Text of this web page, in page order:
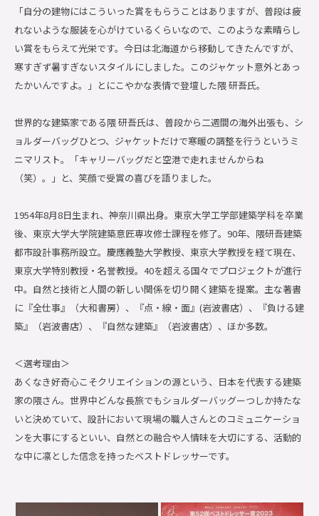
「自分の建物にはこういった賞をもらうことはありますが、普段は疲
れないような服装を心がけているくらいなので、このような素晴らし
い賞をもらえて光栄です。今日は北海道から移動してきたんですが、
寒すぎず暑すぎないスタイルにしました。このジャケット意外とあっ
たかいんですよ。」とにこやかな表情で登壇した隈 研吾氏。
世界的な建築家である隈 研吾氏は、普段から二週間の海外出張も、シ
ョルダーバッグひとつ、ジャケットだけで寒暖の調整を行うというミ
ニマリスト。「キャリーバッグだと空港で走れませんからね
（笑）。」と、笑顔で受賞の喜びを語りました。
1954年8月8日生まれ、神奈川県出身。東京大学工学部建築学科を卒業
後、東京大学大学院建築意匠専攻修士課程を修了。90年、隈研吾建築
都市設計事務所設立。慶應義塾大学教授、東京大学教授を経て現在、
東京大学特別教授・名誉教授。40を超える国々でプロジェクトが進行
中。自然と技術と人間の新しい関係を切り開く建築を提案。主な著書
に『全仕事』（大和書房）、『点・線・面』(岩波書店）、『負ける建
築』（岩波書店）、『自然な建築』（岩波書店）、ほか多数。
＜選考理由＞
あくなき好奇心こそクリエイションの源という、日本を代表する建築
家の隈さん。世界中どんな長旅でもショルダーバッグーつしか持たな
いと決めていて、設計において現場の職人さんとのコミュニケーショ
ンを大事にするといい、自然との融合や人情味を大切にする、活動的
な中に凛とした信念を持ったベストドレッサーです。